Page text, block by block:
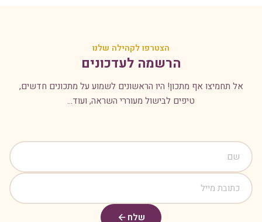
הצטרפו לקהילה שלנו
הרשמה לעדכונים
אל תחמיצו אף מתכון! היו הראשונים לשמוע על מתכונים חדשים,
טיפים לבישול מעוררי השראה, ועוד...
שלח